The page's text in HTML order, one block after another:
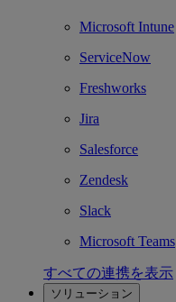
Microsoft Intune
ServiceNow
Freshworks
Jira
Salesforce
Zendesk
Slack
Microsoft Teams
すべての連携を表示
ソリューション